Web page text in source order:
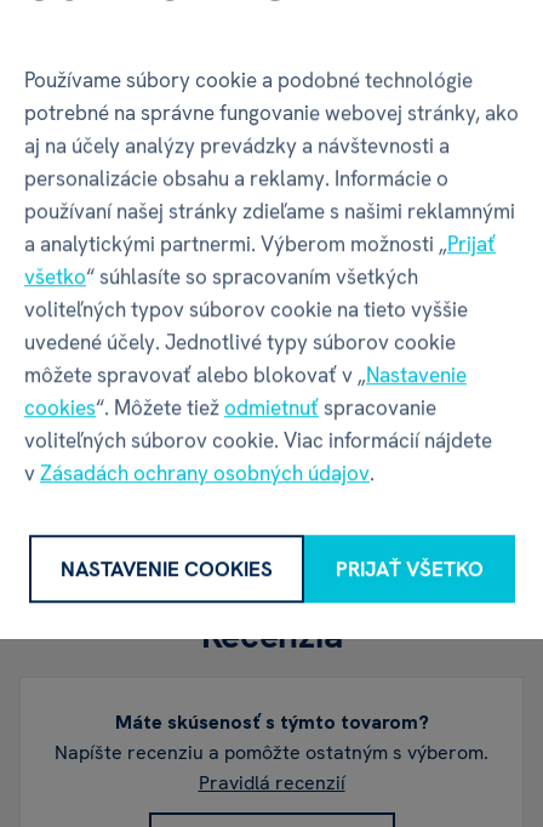
GPSR - Výrobca
Název ALBI s.r.o.
Adresa
Oravská ulica 8557/22 | Žilina |
01001 | Slovensko
Kontakt albi@albi.sk|+421908720000
Web www.albi.sk
Recenzia
Máte skúsenosť s týmto tovarom?
Napíšte recenziu a pomôžte ostatným s výberom.
Pravidlá recenzií
Používame súbory cookie a podobné technológie
potrebné na správne fungovanie webovej stránky, ako
aj na účely analýzy prevádzky a návštevnosti a
personalizácie obsahu a reklamy. Informácie o
používaní našej stránky zdieľame s našimi reklamnými
a analytickými partnermi. Výberom možnosti „Prijať
všetko“ súhlasíte so spracovaním všetkých
voliteľných typov súborov cookie na tieto vyššie
uvedené účely. Jednotlivé typy súborov cookie
môžete spravovať alebo blokovať v „Nastavenie
cookies“. Môžete tiežodmietnuťspracovanie
voliteľných súborov cookie. Viac informácií nájdete
vZásadách ochrany osobných údajov.
NASTAVENIE COOKIES PRIJAŤ VŠETKO